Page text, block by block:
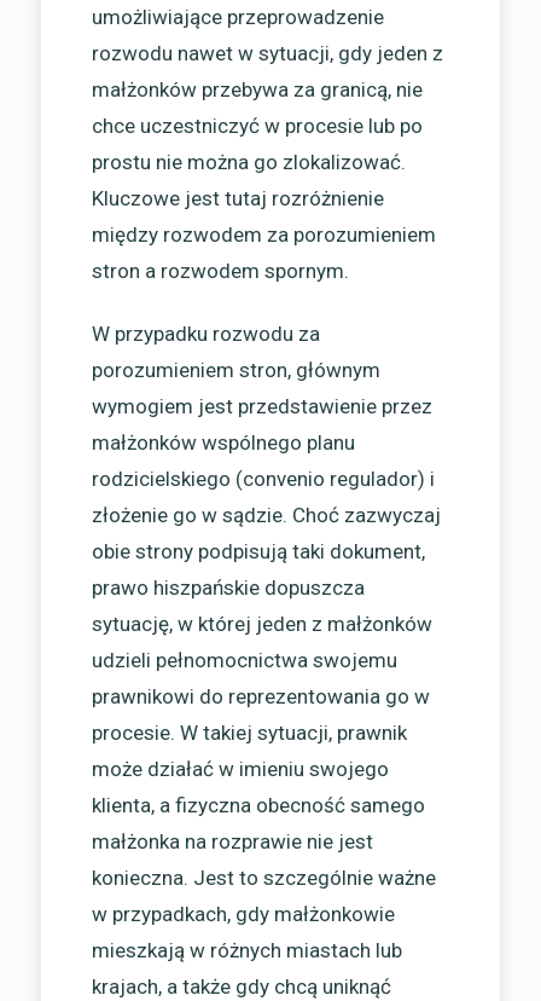
umożliwiające przeprowadzenie
rozwodu nawet w sytuacji, gdy jeden z
małżonków przebywa za granicą, nie
chce uczestniczyć w procesie lub po
prostu nie można go zlokalizować.
Kluczowe jest tutaj rozróżnienie
między rozwodem za porozumieniem
stron a rozwodem spornym.
W przypadku rozwodu za
porozumieniem stron, głównym
wymogiem jest przedstawienie przez
małżonków wspólnego planu
rodzicielskiego (convenio regulador) i
złożenie go w sądzie. Choć zazwyczaj
obie strony podpisują taki dokument,
prawo hiszpańskie dopuszcza
sytuację, w której jeden z małżonków
udzieli pełnomocnictwa swojemu
prawnikowi do reprezentowania go w
procesie. W takiej sytuacji, prawnik
może działać w imieniu swojego
klienta, a fizyczna obecność samego
małżonka na rozprawie nie jest
konieczna. Jest to szczególnie ważne
w przypadkach, gdy małżonkowie
mieszkają w różnych miastach lub
krajach, a także gdy chcą uniknąć